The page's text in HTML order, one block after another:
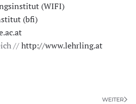
(WIFI)
(bfi)
//http://www.lehrling.at
WEITER